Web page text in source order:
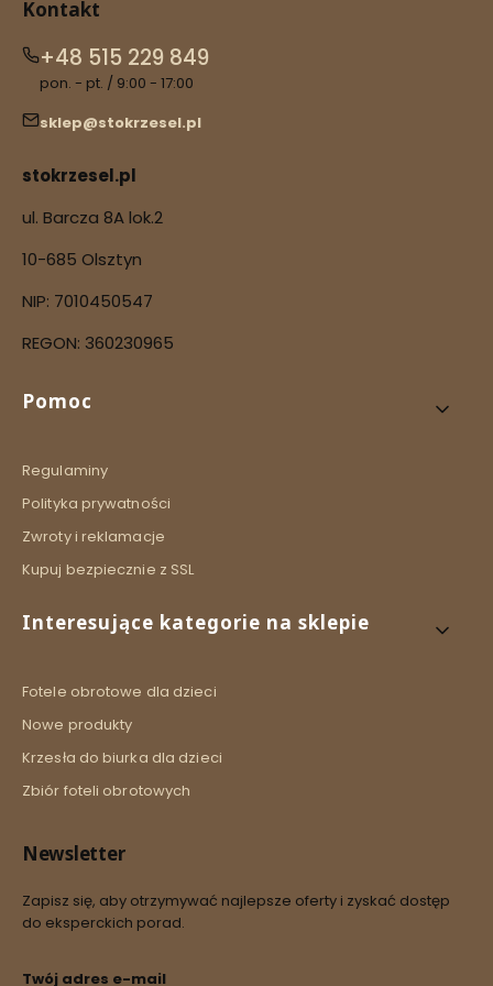
Kontakt
+48 515 229 849
pon. - pt. / 9:00 - 17:00
sklep@stokrzesel.pl
stokrzesel.pl
ul. Barcza 8A lok.2
10-685 Olsztyn
NIP: 7010450547
REGON: 360230965
Linki w stopce
Pomoc
Regulaminy
Polityka prywatności
Zwroty i reklamacje
Kupuj bezpiecznie z SSL
Interesujące kategorie na sklepie
Fotele obrotowe dla dzieci
Nowe produkty
Krzesła do biurka dla dzieci
Zbiór foteli obrotowych
Newsletter
Zapisz się, aby otrzymywać najlepsze oferty i zyskać dostęp
do eksperckich porad.
Twój adres e-mail